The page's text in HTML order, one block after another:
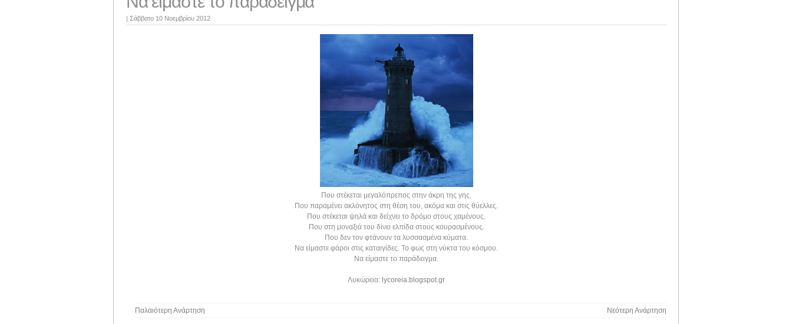
| Σάββατο 10 Νοεμβρίου 2012
Που στέκεται μεγαλόπρεπος στην άκρη της γης.
Που παραμένει ακλόνητος στη θέση του, ακόμα και στις θύελλες.
Που στέκεται ψηλά και δείχνει το δρόμο στους χαμένους.
Που στη μοναξιά του δίνει ελπίδα στους κουρασμένους.
Που δεν τον φτάνουν τα λυσσασμένα κύματα.
Να είμαστε φάροι στις καταιγίδες. Το φως στη νύκτα του κόσμου.
Να είμαστε το παράδειγμα.
Λυκώρεια: lycoreia.blogspot.gr
Νεότερη Ανάρτηση
Παλαιότερη Ανάρτηση